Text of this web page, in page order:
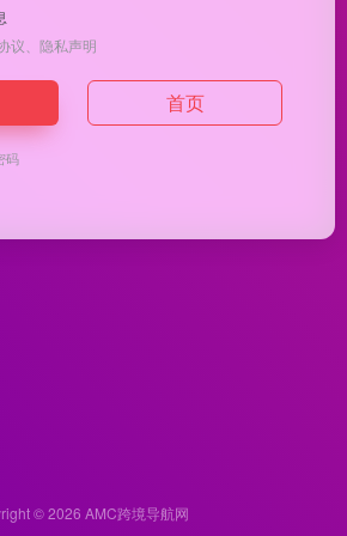
议 隐私声明
首页
码
© 2026 AMC跨境导航网